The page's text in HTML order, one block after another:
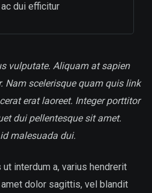
dui efficitur
vulputate. Aliquam at sapien
Nam scelerisque quam quis link
erat laoreet. Integer porttitor
dui pellentesque sit amet.
malesuada dui.
interdum a, varius hendrerit
dolor sagittis, vel blandit